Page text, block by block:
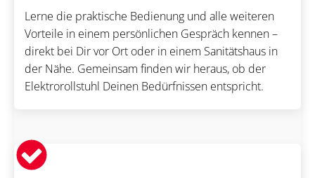
Lerne die praktische Bedienung und alle weiteren
Vorteile in einem persönlichen Gespräch kennen –
direkt bei Dir vor Ort oder in einem Sanitätshaus in
der Nähe. Gemeinsam finden wir heraus, ob der
Elektrorollstuhl Deinen Bedürfnissen entspricht.